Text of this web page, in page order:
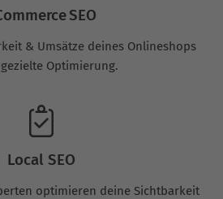
SEO
& Umsätze deines Onlineshops
Optimierung.
Local SEO
optimieren deine Sichtbarkeit